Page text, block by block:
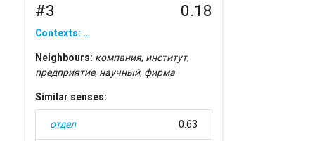
#3 0.18
Contexts: …
Neighbours: компания, институт,
предприятие, научный, фирма
Similar senses:
отдел 0.63